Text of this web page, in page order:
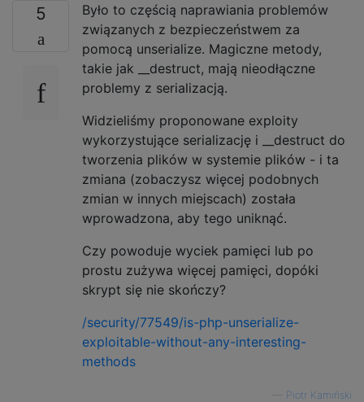
5
Było to częścią naprawiania problemów
związanych z bezpieczeństwem za
pomocą unserialize. Magiczne metody,
takie jak __destruct, mają nieodłączne
problemy z serializacją.
Widzieliśmy proponowane exploity
wykorzystujące serializację i __destruct do
tworzenia plików w systemie plików - i ta
zmiana (zobaczysz więcej podobnych
zmian w innych miejscach) została
wprowadzona, aby tego uniknąć.
Czy powoduje wyciek pamięci lub po
prostu zużywa więcej pamięci, dopóki
skrypt się nie skończy?
/security/77549/is-php-unserialize-
exploitable-without-any-interesting-
methods
Piotr Kamiński